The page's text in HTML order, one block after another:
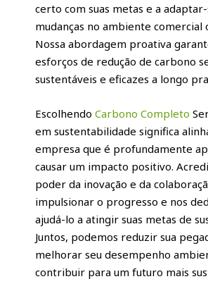
certo com suas metas e a
mudanças no ambiente comercial
Nossa abordagem proativa
esforços de redução de carbono
sustentáveis e eficazes a longo
Escolhendo Carbono Completo
em sustentabilidade significa
empresa que é profundamente
causar um impacto positivo.
poder da inovação e da
impulsionar o progresso e nos
ajudá-lo a atingir suas metas de
Juntos, podemos reduzir sua
melhorar seu desempenho
contribuir para um futuro mais